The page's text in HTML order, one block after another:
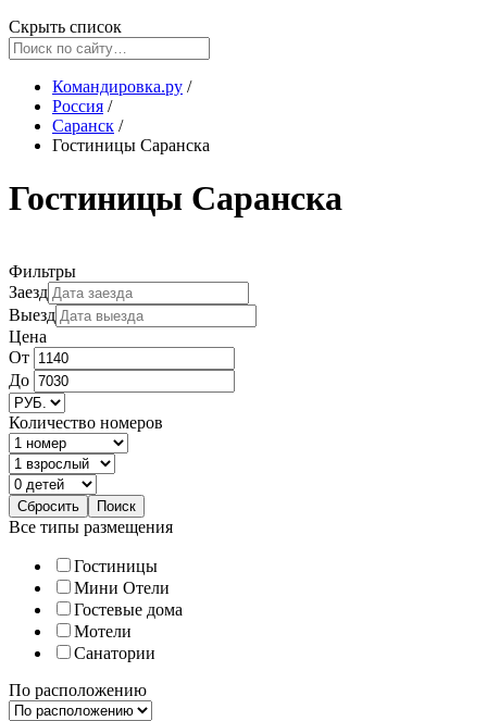
Скрыть список
Командировка.ру /
Россия /
Саранск /
Гостиницы Саранска
Гостиницы Саранска
Фильтры
Заезд
Выезд
Цена
От
До
Количество номеров
Все типы размещения
Гостиницы
Мини Отели
Гостевые дома
Мотели
Санатории
По расположению